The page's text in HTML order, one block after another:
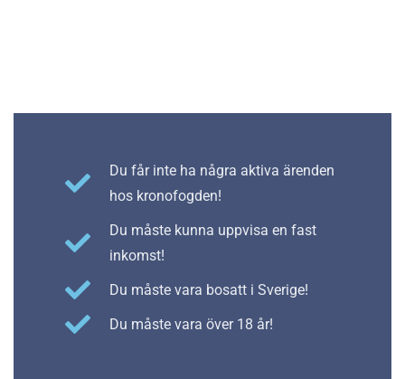
Du får inte ha några aktiva ärenden
hos kronofogden!
Du måste kunna uppvisa en fast
inkomst!
Du måste vara bosatt i Sverige!
Du måste vara över 18 år!